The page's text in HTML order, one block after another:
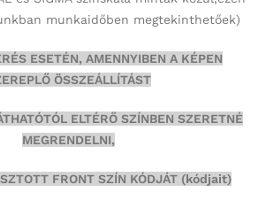
munkaidőben megtekinthetőek)
ESETÉN, AMENNYIBEN A KÉPEN
ÖSSZEÁLLÍTÁST
ELTÉRŐ SZÍNBEN SZERETNÉ
MEGRENDELNI,
FRONT SZÍN KÓDJÁT (kódjait)